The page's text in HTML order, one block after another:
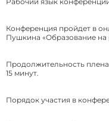
Конференция пройдет в
Пушкина «Образование на
Продолжительность
15 минут.
Порядок участия в